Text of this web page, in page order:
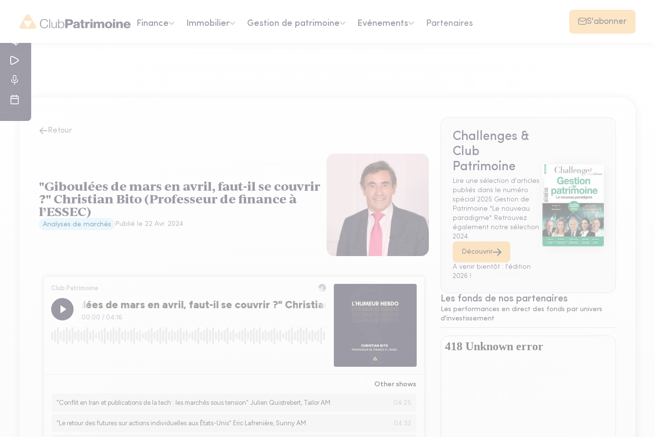
Finance Immobilier Gestion de patrimoine Evénements Partenaires S'abonner
Retour
"Giboulées de mars en avril, faut-il se couvrir
?" Christian Bito (Professeur de finance à
l’ESSEC)
Analyses de marchés Publié le 22 Avr. 2024
Challenges &
Club
Patrimoine
Lire une sélection d'articles
publiés dans le numéro
spécial 2025 Gestion de
Patrimoine "Le nouveau
paradigme". Retrouvez
également notre sélection
2024.
Découvrir
A venir bientôt : l'édition
2026 !
Les fonds de nos partenaires
Les performances en direct des fonds par univers
d'investissement